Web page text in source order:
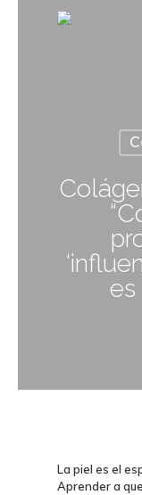
es
Lapiel es el
Aprender a